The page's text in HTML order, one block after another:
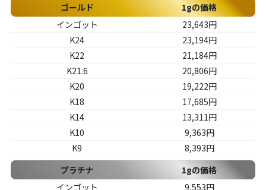
ゴールド
1gの価格
インゴット
23,643円
K24
23,194円
K22
21,184円
K21.6
20,806円
K20
19,222円
K18
17,685円
K14
13,311円
K10
9,363円
K9
8,393円
プラチナ
1gの価格
インゴット
9,553円